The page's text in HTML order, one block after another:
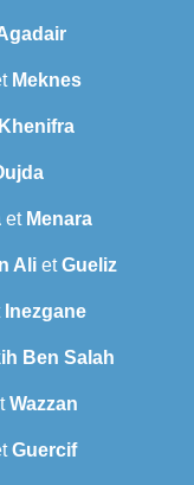
Meknes
Khenifra
et Menara
Ali etGueliz
Inezgane
Ben Salah
Wazzan
Guercif